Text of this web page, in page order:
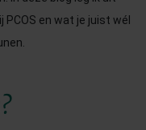
en wat je juist wél